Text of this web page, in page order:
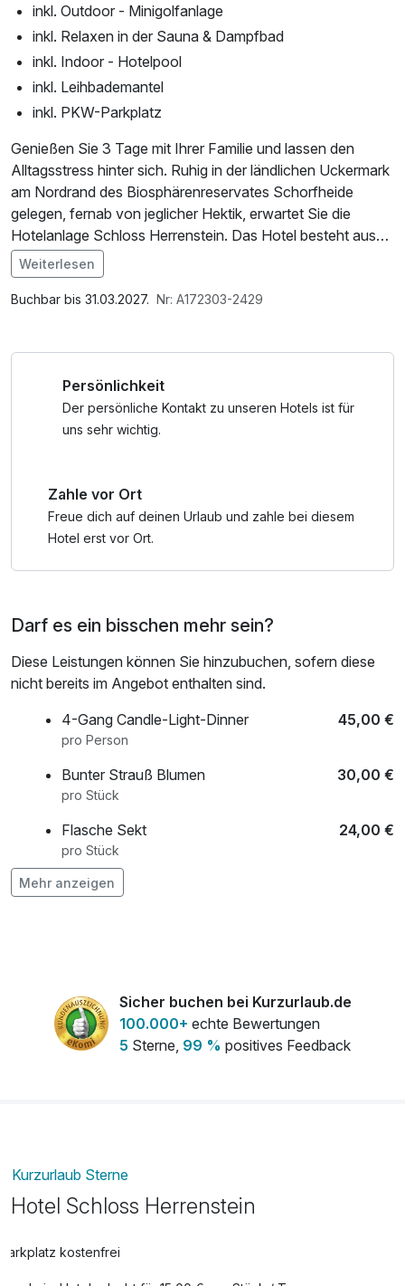
inkl. Outdoor - Minigolfanlage
inkl. Relaxen in der Sauna & Dampfbad
inkl. Indoor - Hotelpool
inkl. Leihbademantel
inkl. PKW-Parkplatz
Genießen Sie 3 Tage mit Ihrer Familie und lassen den
Alltagsstress hinter sich. Ruhig in der ländlichen Uckermark
am Nordrand des Biosphärenreservates Schorfheide
gelegen, fernab von jeglicher Hektik, erwartet Sie die
Hotelanlage Schloss Herrenstein. Das Hotel besteht aus
mehreren Gebäuden. Typische Landhäuser im
Fachwerkstil gruppieren sich um das historische, Mitte der
neunziger Jahre neu aufgebaute Gutsherrenschloss, wie
Das Schloss, die drei Fachwerkhäuser mit 54 Zimmern,
Restaurant mit Bar und Gartenterrasse und Spuki´s
Im Angebot enthalten
Saunabenutzung, Leihbademantel, Parkplatz
Weiterlesen
Buchbar bis 31.03.2027. Nr: A172303-2429
Persönlichkeit
Der persönliche Kontakt zu unseren Hotels ist für
uns sehr wichtig.
Zahle vor Ort
Freue dich auf deinen Urlaub und zahle bei diesem
Hotel erst vor Ort.
Darf es ein bisschen mehr sein?
Diese Leistungen können Sie hinzubuchen, sofern diese
nicht bereits im Angebot enthalten sind.
4-Gang Candle-Light-Dinner
45,00 €
pro Person
Bunter Strauß Blumen 30,00 €
pro Stück
Flasche Sekt 24,00 €
pro Stück
Mehr anzeigen
Sicher buchen bei Kurzurlaub.de
100.000+ echte Bewertungen
5 Sterne, 99 % positives Feedback
Kurzurlaub Sterne
Hotel Schloss Herrenstein
Parkplatz kostenfrei